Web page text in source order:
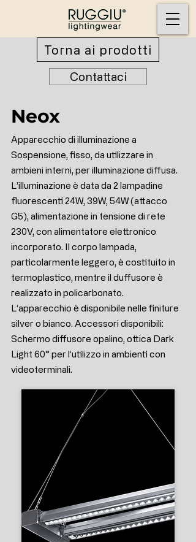
Torna ai prodotti
Contattaci
Neox
Apparecchio di illuminazione a
Sospensione, fisso, da utilizzare in
ambieni interni, per illuminazione diffusa.
L’illuminazione è data da 2 lampadine
fluorescenti 24W, 39W, 54W (attacco
G5), alimentazione in tensione di rete
230V, con alimentatore elettronico
incorporato. Il corpo lampada,
particolarmente leggero, è costituito in
termoplastico, mentre il duffusore è
realizzato in policarbonato.
L’apparecchio è disponibile nelle finiture
silver o bianco. Accessori disponibili:
Schermo diffusore opalino, ottica Dark
Light 60° per l’utilizzo in ambienti con
videoterminali.